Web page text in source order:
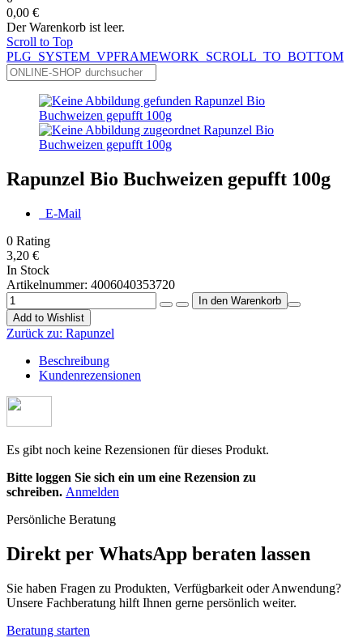
0,00 €
Der Warenkorb ist leer.
Scroll to Top
PLG_SYSTEM_VPFRAMEWORK_SCROLL_TO_BOTTOM
Rapunzel Bio Buchweizen gepufft 100g
E-Mail
0 Rating
3,20 €
In Stock
Artikelnummer: 4006040353720
Add to Wishlist
Zurück zu: Rapunzel
Beschreibung
Kundenrezensionen
Es gibt noch keine Rezensionen für dieses Produkt.
Bitte loggen Sie sich ein um eine Rezension zu
schreiben. Anmelden
Persönliche Beratung
Direkt per WhatsApp beraten lassen
Sie haben Fragen zu Produkten, Verfügbarkeit oder Anwendung?
Unsere Fachberatung hilft Ihnen gerne persönlich weiter.
Beratung starten